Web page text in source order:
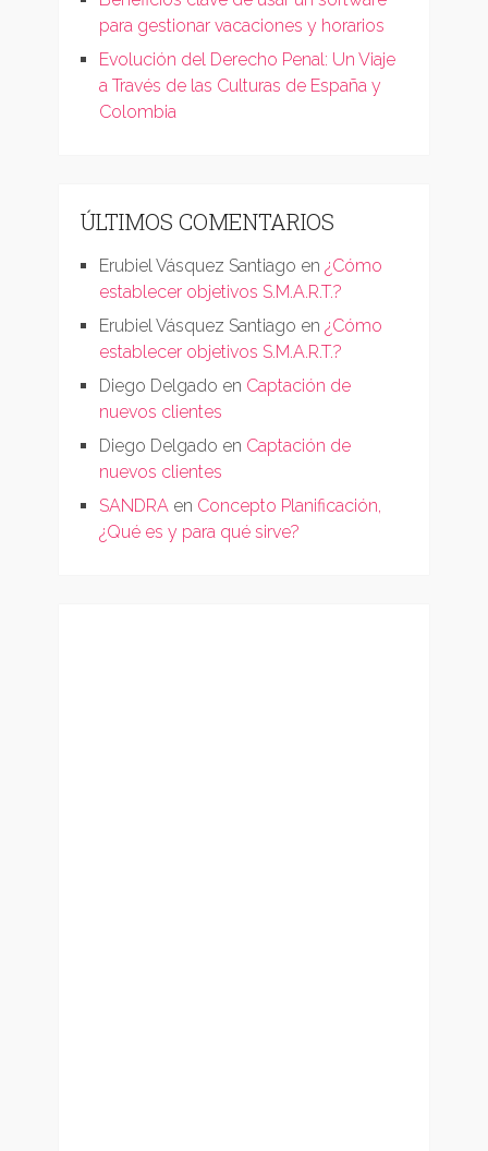
para gestionar vacaciones y horarios
Evolución del Derecho Penal: Un Viaje
a Través de las Culturas de España y
Colombia
ÚLTIMOS COMENTARIOS
Erubiel Vásquez Santiago en ¿Cómo
establecer objetivos S.M.A.R.T.?
Erubiel Vásquez Santiago en ¿Cómo
establecer objetivos S.M.A.R.T.?
Diego Delgado en Captación de
nuevos clientes
Diego Delgado en Captación de
nuevos clientes
SANDRAen Concepto Planificación,
¿Qué es y para qué sirve?